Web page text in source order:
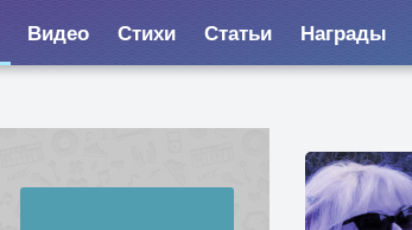
Видео Стихи Статьи Награды